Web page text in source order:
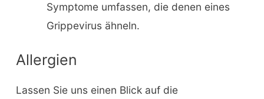
Symptome umfassen, die denen eines
Grippevirus ähneln.
Allergien
Lassen Sie uns einen Blick auf die